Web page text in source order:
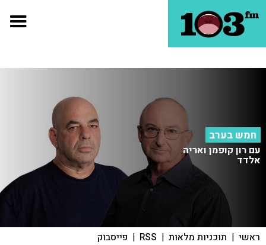
חמש בערב
עם רון קופמן ואריה
אלדד
ראשי | תוכניות מלאות |
RSS
| פייסבוק